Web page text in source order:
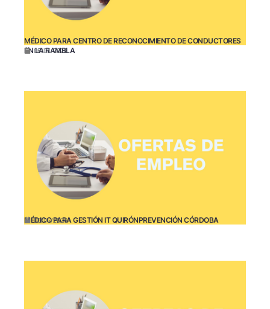
MÉDICO PARA CENTRO DE RECONOCIMIENTO DE CONDUCTORES
EN LA RAMBLA
06/05/2026
MÉDICO PARA GESTIÓN IT QUIRÓNPREVENCIÓN CÓRDOBA
06/05/2026